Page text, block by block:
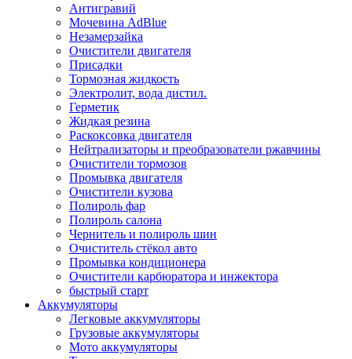
Антигравий
Мочевина AdBlue
Незамерзайка
Очистители двигателя
Присадки
Тормозная жидкость
Электролит, вода дистил.
Герметик
Жидкая резина
Раскоксовка двигателя
Нейтрализаторы и преобразователи ржавчины
Очистители тормозов
Промывка двигателя
Очистители кузова
Полироль фар
Полироль салона
Чернитель и полироль шин
Очиститель стёкол авто
Промывка кондиционера
Очистители карбюратора и инжектора
быстрый старт
Аккумуляторы
Легковые аккумуляторы
Грузовые аккумуляторы
Мото аккумуляторы